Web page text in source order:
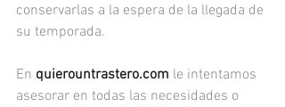
conservarlas a la espera de la llegada de
su temporada.
En quierountrastero.com le intentamos
asesorar en todas las necesidades o